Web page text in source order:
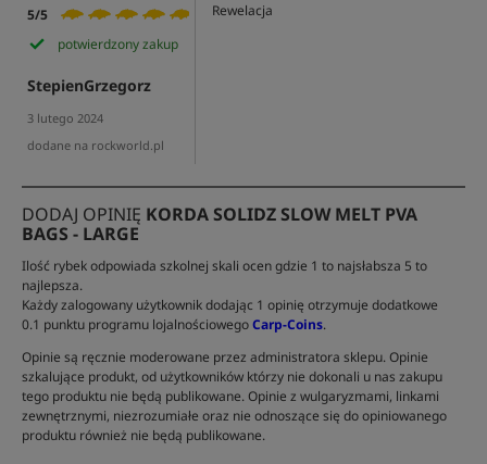
5/5
potwierdzony zakup
StepienGrzegorz
3 lutego 2024
dodane na rockworld.pl
Rewelacja
DODAJ OPINIĘ KORDA SOLIDZ SLOW MELT PVA
BAGS - LARGE
Ilość rybek odpowiada szkolnej skali ocen gdzie 1 to najsłabsza 5 to
najlepsza.
Każdy zalogowany użytkownik dodając 1 opinię otrzymuje dodatkowe
0.1 punktu programu lojalnościowegoCarp-Coins.
Opinie są ręcznie moderowane przez administratora sklepu. Opinie
szkalujące produkt, od użytkowników którzy nie dokonali u nas zakupu
tego produktu nie będą publikowane. Opinie z wulgaryzmami, linkami
zewnętrznymi, niezrozumiałe oraz nie odnoszące się do opiniowanego
produktu również nie będą publikowane.